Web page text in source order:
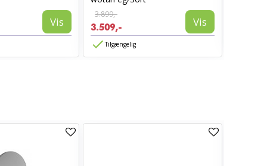
Vis
3.899,-
3.509,- Vis
Tilgængelig